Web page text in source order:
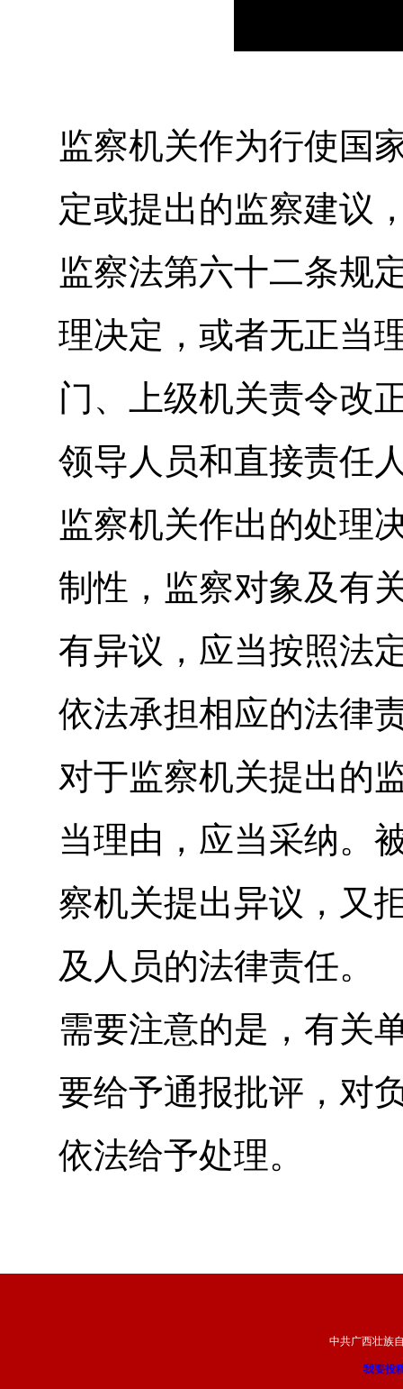
监察机关作为行使国
定或提出的监察建议
监察法第六十二条规
理决定，或者无正当
门、上级机关责令改
领导人员和直接责任
监察机关作出的处理
制性，监察对象及有
有异议，应当按照法
依法承担相应的法律
对于监察机关提出的
当理由，应当采纳。
察机关提出异议，又
及人员的法律责任。
需要注意的是，有关
要给予通报批评，对
依法给予处理。
中共广西壮族
我要投